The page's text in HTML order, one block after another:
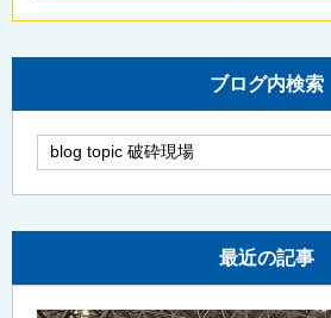
ブログ内検索
最近の記事